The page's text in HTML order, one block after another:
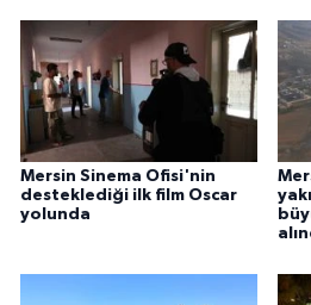
Mersin Sinema Ofisi'nin
desteklediği ilk film Oscar
yolunda